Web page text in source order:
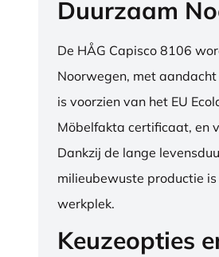
Duurzaam
De HÅG Capisco 8106
Noorwegen, met
is voorzien van het EU
Möbelfakta certificaat, en
Dankzij de lange
milieubewuste productie
werkplek.
Keuzeopties